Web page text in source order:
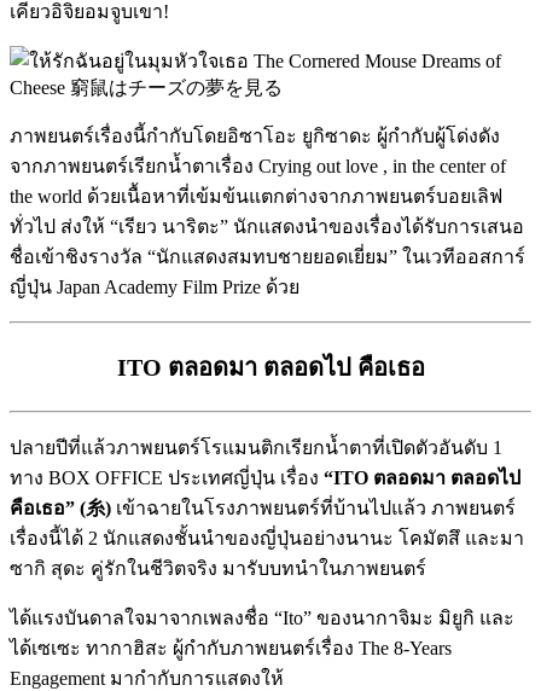
เคียวอิจิยอมจูบเขา!
ภาพยนตร์เรื่องนี้กำกับโดยอิซาโอะ ยูกิซาดะ ผู้กำกับผู้โด่งดัง
จากภาพยนตร์เรียกน้ำตาเรื่อง Crying out love , in the center of
the world ด้วยเนื้อหาที่เข้มข้นแตกต่างจากภาพยนตร์บอยเลิฟ
ทั่วไป ส่งให้ “เรียว นาริตะ” นักแสดงนำของเรื่องได้รับการเสนอ
ชื่อเข้าชิงรางวัล “นักแสดงสมทบชายยอดเยี่ยม” ในเวทีออสการ์
ญี่ปุ่น Japan Academy Film Prize ด้วย
ITO ตลอดมา ตลอดไป คือเธอ
ปลายปีที่แล้วภาพยนตร์โรแมนติกเรียกน้ำตาที่เปิดตัวอันดับ 1
ทาง BOX OFFICE ประเทศญี่ปุ่น เรื่อง “ITO ตลอดมา ตลอดไป
คือเธอ” (糸) เข้าฉายในโรงภาพยนตร์ที่บ้านไปแล้ว ภาพยนตร์
เรื่องนี้ได้ 2 นักแสดงชั้นนำของญี่ปุ่นอย่างนานะ โคมัตสึ และมา
ซากิ สุดะ คู่รักในชีวิตจริง มารับบทนำในภาพยนตร์
ได้แรงบันดาลใจมาจากเพลงชื่อ “Ito” ของนากาจิมะ มิยูกิ และ
ได้เซเซะ ทากาฮิสะ ผู้กำกับภาพยนตร์เรื่อง The 8-Years
Engagement มากำกับการแสดงให้